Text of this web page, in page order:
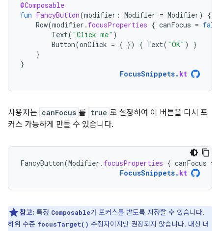
@Composable
fun FancyButton(modifier : Modifier = Modifier)
{
Row(modifier . focusProperties { canFocus =
Text( "Click me" )
Button(onClick = { }) { Text( "OK" )
}
}
}
FocusSnippets. kt
사용자는 canFocus 를 true 로 설정하여 이 버튼을 다시 포
커스 가능하게 만들 수 있습니다.
FancyButton(Modifier . focusProperties { canFocus =
FocusSnippets. kt
참고: 특정 Composable가 포커스를 받도록 지정할 수 있습니다.
하위 수준 focusTarget() 수정자이지만 권장되지 않습니다. 대신 더